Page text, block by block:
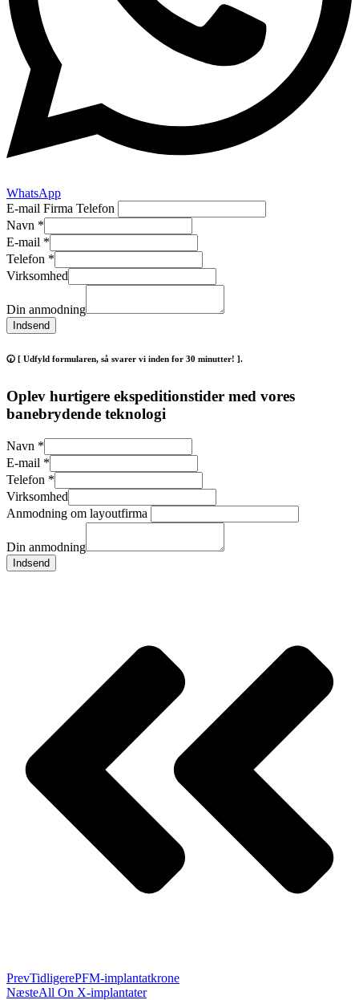
WhatsApp
E-mail Firma Telefon
Navn *
E-mail *
Telefon *
Virksomhed
Din anmodning
Indsend
🕢 [ Udfyld formularen, så svarer vi inden for 30 minutter! ].
Oplev hurtigere ekspeditionstider med vores
banebrydende teknologi
Navn *
E-mail *
Telefon *
Virksomhed
Anmodning om layoutfirma
Din anmodning
Indsend
PrevTidligerePFM-implantatkrone
NæsteAll On X-implantater